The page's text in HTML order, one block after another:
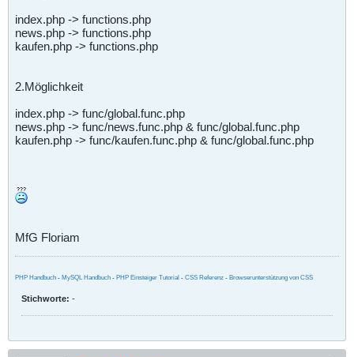
index.php -> functions.php
news.php -> functions.php
kaufen.php -> functions.php
2.Möglichkeit
index.php -> func/global.func.php
news.php -> func/news.func.php & func/global.func.php
kaufen.php -> func/kaufen.func.php & func/global.func.php
MfG Floriam
PHP Handbuch - MySQL Handbuch - PHP Einsteiger Tutorial - CSS Referenz - Browserunterstützung von CSS
Stichworte: -